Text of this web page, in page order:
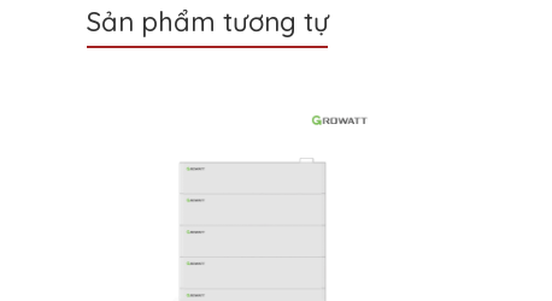
Sản phẩm tương tự